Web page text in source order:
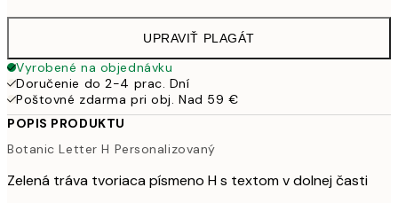
UPRAVIŤ PLAGÁT
Vyrobené na objednávku
Doručenie do 2-4 prac. Dní
Poštovné zdarma pri obj. Nad 59 €
POPIS PRODUKTU
Botanic Letter H Personalizovaný
Zelená tráva tvoriaca písmeno H s textom v dolnej časti